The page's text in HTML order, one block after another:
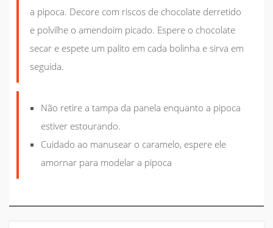
a pipoca. Decore com riscos de chocolate derretido
e polvilhe o amendoim picado. Espere o chocolate
secar e espete um palito em cada bolinha e sirva em
seguida.
Não retire a tampa da panela enquanto a pipoca
estiver estourando.
Cuidado ao manusear o caramelo, espere ele
amornar para modelar a pipoca